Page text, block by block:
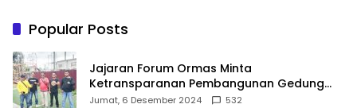
Keluarga
Popular Posts
Jajaran Forum Ormas Minta
Ketransparanan Pembangunan Gedung
Damkar Di Kecamatan Cisoka
Jumat, 6 Desember 2024 532